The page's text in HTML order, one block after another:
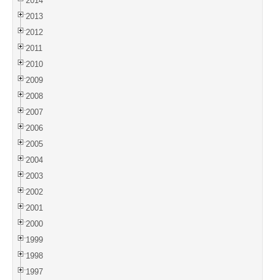
2013
2012
2011
2010
2009
2008
2007
2006
2005
2004
2003
2002
2001
2000
1999
1998
1997